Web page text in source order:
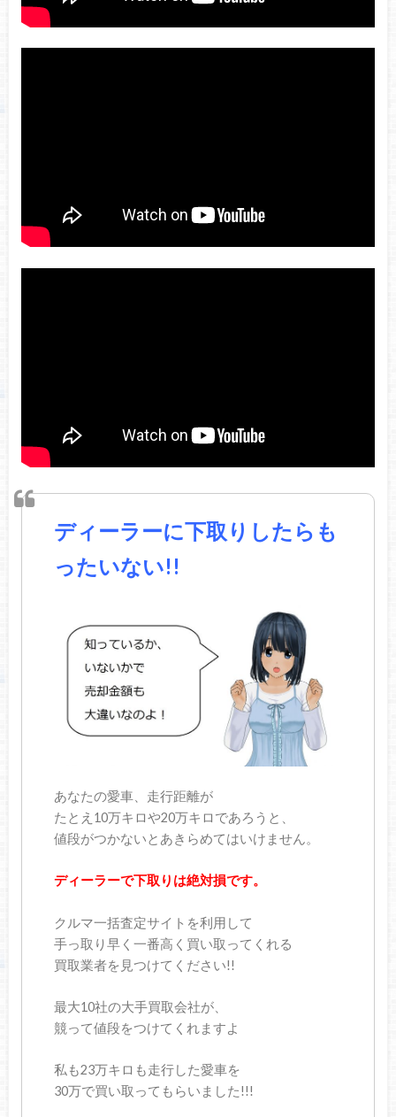
ディーラーに下取りしたらも
ったいない!!
あなたの愛車、走行距離が
たとえ10万キロや20万キロであろうと、
値段がつかないとあきらめてはいけません。
ディーラーで下取りは絶対損です。
クルマ一括査定サイトを利用して
手っ取り早く一番高く買い取ってくれる
買取業者を見つけてください!!
最大10社の大手買取会社が、
競って値段をつけてくれますよ
私も23万キロも走行した愛車を
30万で買い取ってもらいました!!!